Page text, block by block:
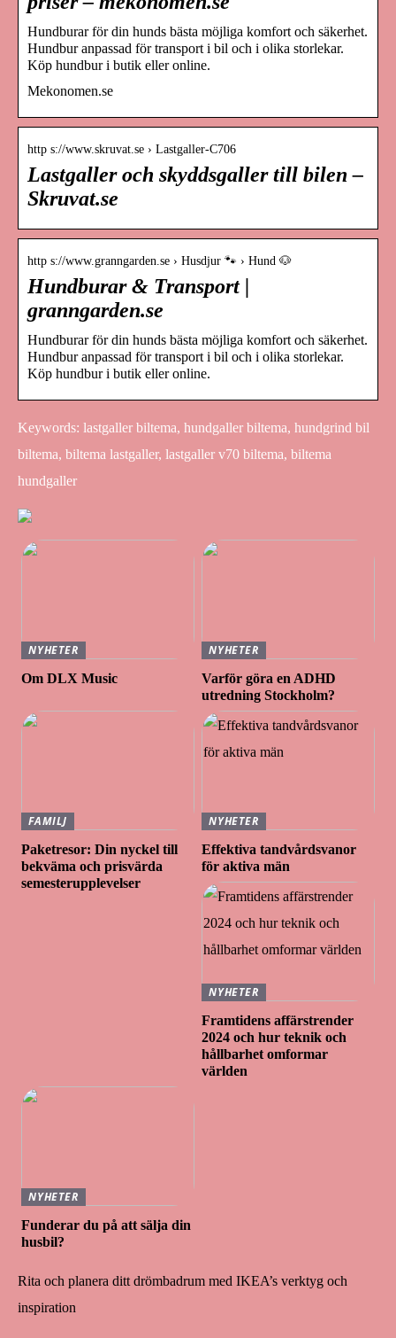
Hundburar för din hunds bästa möjliga komfort och säkerhet.
Hundbur anpassad för transport i bil och i olika storlekar.
Köp hundbur i butik eller online.
Mekonomen.se
http s://www.skruvat.se › Lastgaller-C706
Lastgaller och skyddsgaller till bilen –
Skruvat.se
http s://www.granngarden.se › Husdjur 🐾 › Hund 🐶
Hundburar & Transport |
granngarden.se
Hundburar för din hunds bästa möjliga komfort och säkerhet.
Hundbur anpassad för transport i bil och i olika storlekar.
Köp hundbur i butik eller online.
Keywords: lastgaller biltema, hundgaller biltema, hundgrind bil
biltema, biltema lastgaller, lastgaller v70 biltema, biltema
hundgaller
NYHETER
Om DLX Music
NYHETER
Varför göra en ADHD
utredning Stockholm?
FAMILJ
Paketresor: Din nyckel till
bekväma och prisvärda
semesterupplevelser
NYHETER
Effektiva tandvårdsvanor
för aktiva män
NYHETER
Framtidens affärstrender
2024 och hur teknik och
hållbarhet omformar
världen
NYHETER
Funderar du på att sälja din
husbil?
Rita och planera ditt drömbadrum med IKEA’s verktyg och
inspiration